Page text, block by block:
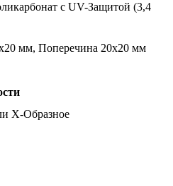
с UV-Защитой (3,4
мм, Поперечина 20х20 мм
Х-Образное